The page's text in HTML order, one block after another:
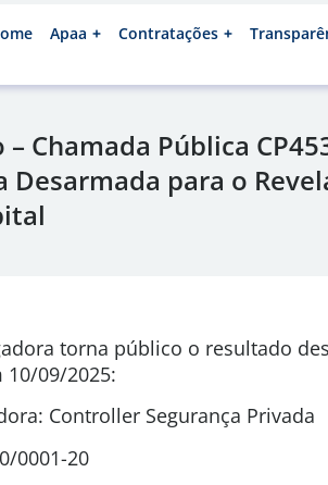
Apaa Contratações
– Chamada Pública
Desarmada para o
torna público o resultado
10/09/2025:
Controller Segurança Privada
0001-20